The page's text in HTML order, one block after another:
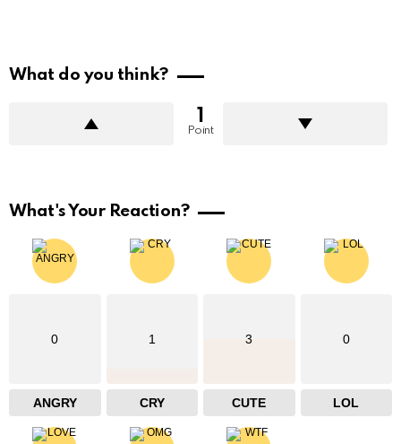
What do you think?
Point
What's Your Reaction?
0
ANGRY
1
CRY
3
CUTE
0
LOL